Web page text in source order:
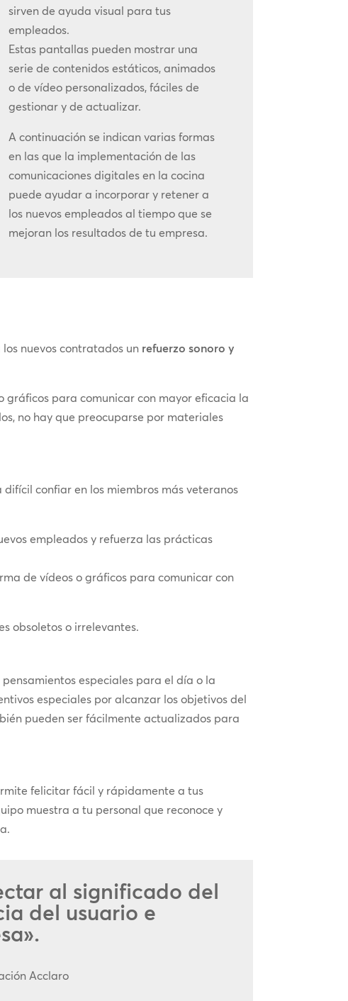
sirven de ayuda visual para tus
empleados.
Estas pantallas pueden mostrar una
serie de contenidos estáticos, animados
o de vídeo personalizados, fáciles de
gestionar y de actualizar.
A continuación se indican varias formas
en las que la implementación de las
comunicaciones digitales en la cocina
puede ayudar a incorporar y retener a
los nuevos empleados al tiempo que se
mejoran los resultados de tu empresa.
nuevos contratados un refuerzo sonoro y
para comunicar con mayor eficacia la
no hay que preocuparse por materiales
confiar en los miembros más veteranos
empleados y refuerza las prácticas
de vídeos o gráficos para comunicar con
obsoletos o irrelevantes.
pensamientos especiales para el día o la
especiales por alcanzar los objetivos del
pueden ser fácilmente actualizados para
felicitar fácil y rápidamente a tus
muestra a tu personal que reconoce y
al significado del
del usuario e
Acclaro